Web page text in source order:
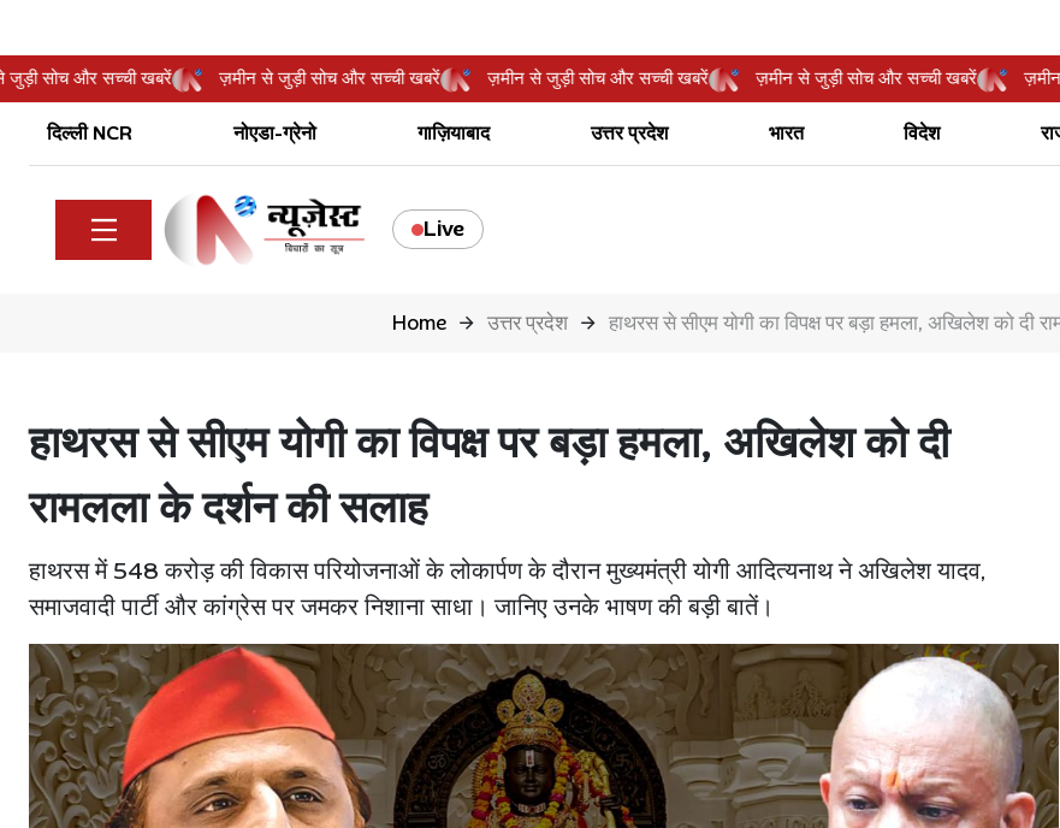
से जुड़ी सोच और सच्ची खबरें ज़मीन से जुड़ी सोच और सच्ची खबरें ज़मीन से जुड़ी सोच और सच्ची खबरें ज़मीन से जुड़ी सोच और सच्ची खबरें
दिल्ली NCR नोएडा-ग्रेनो गाज़ियाबाद उत्तर प्रदेश भारत विदेश
Live
Home उत्तर प्रदेश हाथरस से सीएम योगी का विपक्ष पर बड़ा हमला, अखिलेश को दी
हाथरस से सीएम योगी का विपक्ष पर बड़ा हमला, अखिलेश को दी
रामलला के दर्शन की सलाह
हाथरस में 548 करोड़ की विकास परियोजनाओं के लोकार्पण के दौरान मुख्यमंत्री योगी आदित्यनाथ ने अखिलेश यादव,
समाजवादी पार्टी और कांग्रेस पर जमकर निशाना साधा। जानिए उनके भाषण की बड़ी बातें।